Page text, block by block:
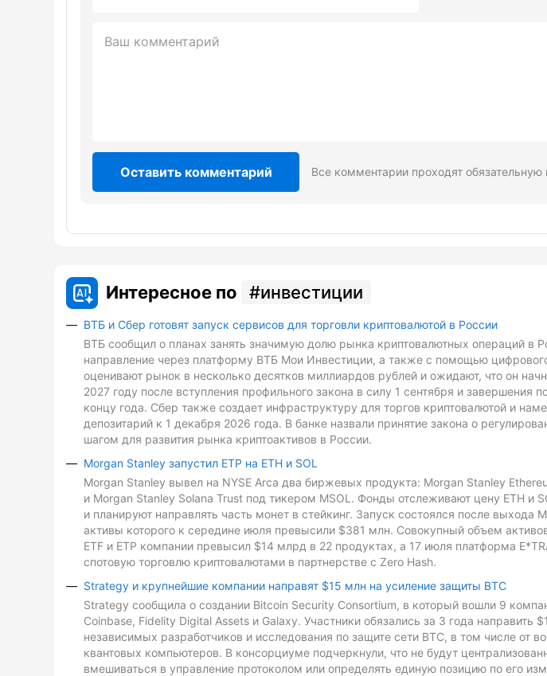
Оставить комментарий Все комментарии проходят
Интересное по инвестиции
ВТБ и Сбер готовят запуск сервисов для торговли криптовалютой в России
ВТБ сообщил о планах занять значимую долю рынка криптовалютных операций в
направление через платформу ВТБ Мои Инвестиции, а также с помощью
оценивают рынок в несколько десятков миллиардов рублей и ожидают, что он
2027 году после вступления профильного закона в силу 1 сентября и завершения
концу года. Сбер также создает инфраструктуру для торгов криптовалютой и
депозитарий к 1 декабря 2026 года. В банке назвали принятие закона о
шагом для развития рынка криптоактивов в России.
Morgan Stanley запустил ETP на ETH и SOL
Morgan Stanley вывел на NYSE Arca два биржевых продукта: Morgan Stanley
и Morgan Stanley Solana Trust под тикером MSOL. Фонды отслеживают цену ETH и
и планируют направлять часть монет в стейкинг. Запуск состоялся после выхода
активы которого к середине июля превысили $381 млн. Совокупный объем
ETF и ETP компании превысил $14 млрд в 22 продуктах, а 17 июля платформа
спотовую торговлю криптовалютами в партнерстве с Zero Hash.
Strategy и крупнейшие компании направят $15 млн на усиление защиты BTC
Strategy сообщила о создании Bitcoin Security Consortium, в который вошли 9
Coinbase, Fidelity Digital Assets и Galaxy. Участники обязались за 3 года направить
независимых разработчиков и исследования по защите сети BTC, в том числе от
квантовых компьютеров. В консорциуме подчеркнули, что не будут
вмешиваться в управление протоколом или определять единую позицию по его